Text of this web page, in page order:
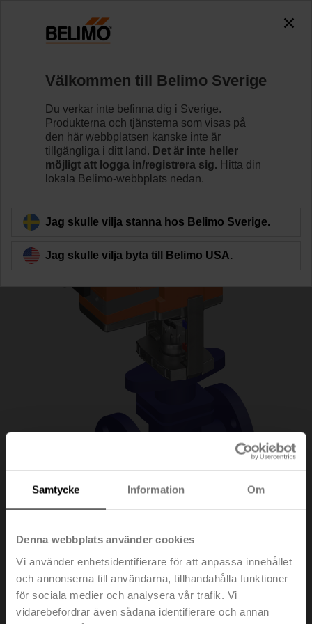
Samtycke Information Om
Denna webbplats använder cookies
Vi använder enhetsidentifierare för att anpassa innehållet
och annonserna till användarna, tillhandahålla funktioner
för sociala medier och analysera vår trafik. Vi
vidarebefordrar även sådana identifierare och annan
H6020X6P3-S2+SV24A-SR-TPC
Läs mer
Tillbaka till produktkategori
H6020X6P3-
S2+SV24A-SR-TPC
Välkommen till Belimo Sverige
Du verkar inte befinna dig i Sverige.
Produkterna och tjänsterna som visas på
den här webbplatsen kanske inte är
tillgängliga i ditt land. Det är inte heller
möjligt att logga in/registrera sig. Hitta din
lokala Belimo-webbplats nedan.
Jag skulle vilja stanna hos Belimo Sverige.
Jag skulle vilja byta till Belimo USA.